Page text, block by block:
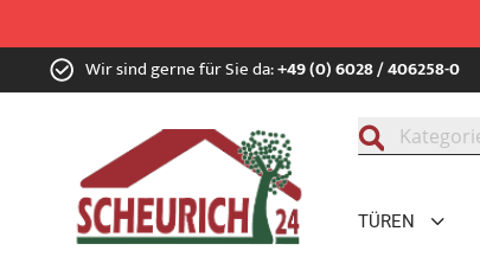
Zum
Inhalt Wir sind gerne für Sie da:+49 (0) 6028 / 406258-0
TÜREN